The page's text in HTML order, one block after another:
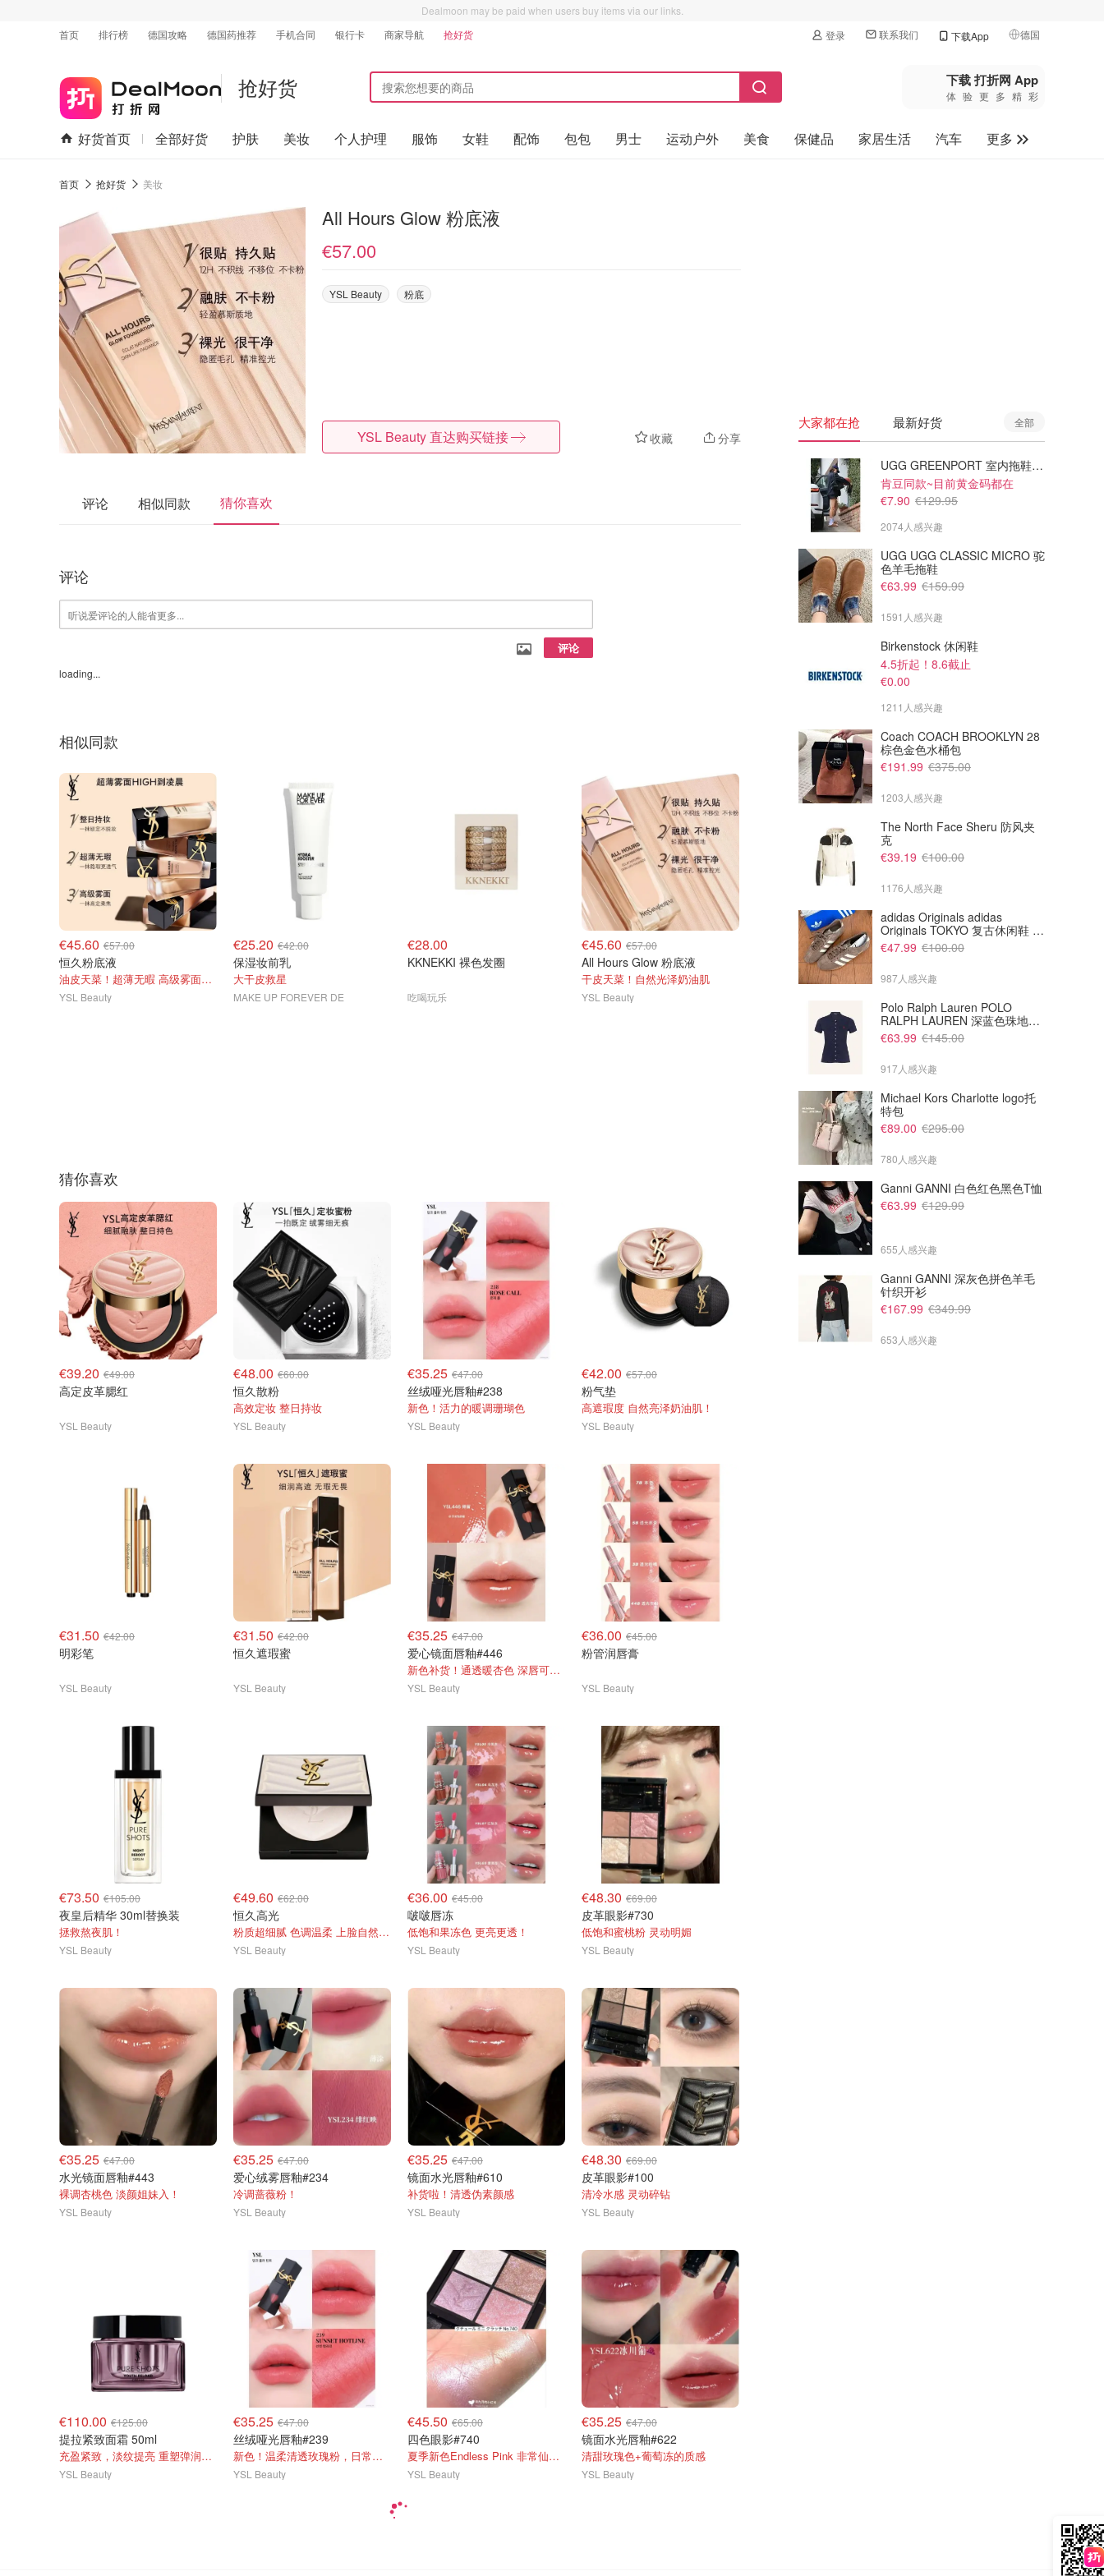
Dealmoon may be paid when users buy items via our links.
首页
排行榜 德国攻略 德国药推荐 手机合同 银行卡 商家导航 抢好货 登录 联系我们 下载App 德国
🇺🇸美国
🇨🇳中国
🇨🇦加拿大
抢好货 下载 打折网 App
体验更多精彩
好货首页 全部好货 护肤 美妆 个人护理 服饰 女鞋 配饰 包包 男士 运动户外 美食 保健品 家居生活 汽车
更多
首页 抢好货 美妆
All Hours Glow 粉底液
€57.00
YSL Beauty 粉底
收藏 分享
YSL Beauty 直达购买链接
评论 相似同款 猜你喜欢
评论
评论
loading...
相似同款
€45.60 €57.00
恒久粉底液
油皮天菜！超薄无暇 高级雾面妆效
YSL Beauty
€25.20 €42.00
保湿妆前乳
大干皮救星
MAKE UP FOREVER DE
€28.00
KKNEKKI 裸色发圈
吃喝玩乐
€45.60 €57.00
All Hours Glow 粉底液
干皮天菜！自然光泽奶油肌
YSL Beauty
€11.99
粉底腮红刷 2支 旅行装
冲隔壁套装！含这俩！
€18.80
猜你喜欢
€39.20 €49.00
高定皮革腮红
YSL Beauty
€48.00 €60.00
恒久散粉
高效定妆 整日持妆
YSL Beauty
€35.25 €47.00
丝绒哑光唇釉#238
新色！活力的暖调珊瑚色
YSL Beauty
€42.00 €57.00
粉气垫
高遮瑕度 自然亮泽奶油肌！
YSL Beauty
€31.50 €42.00
明彩笔
YSL Beauty
€31.50 €42.00
恒久遮瑕蜜
YSL Beauty
€35.25 €47.00
爱心镜面唇釉#446
新色补货！通透暖杏色 深唇可用的奶茶色！
YSL Beauty
€36.00 €45.00
粉管润唇膏
YSL Beauty
€73.50 €105.00
夜皇后精华 30ml替换装
拯救熬夜肌！
YSL Beauty
€49.60 €62.00
恒久高光
粉质超细腻 色调温柔 上脸自然高级
YSL Beauty
€36.00 €45.00
啵啵唇冻
低饱和果冻色 更亮更透！
YSL Beauty
€48.30 €69.00
皮革眼影#730
低饱和蜜桃粉 灵动明媚
YSL Beauty
€35.25 €47.00
水光镜面唇釉#443
裸调杏桃色 淡颜姐妹入！
YSL Beauty
€35.25 €47.00
爱心绒雾唇釉#234
冷调蔷薇粉！
YSL Beauty
€35.25 €47.00
镜面水光唇釉#610
补货啦！清透伪素颜感
YSL Beauty
€48.30 €69.00
皮革眼影#100
清冷水感 灵动碎钻
YSL Beauty
€110.00 €125.00
提拉紧致面霜 50ml
充盈紧致，淡纹提亮 重塑弹润肌！
YSL Beauty
€35.25 €47.00
丝绒哑光唇釉#239
新色！温柔清透玫瑰粉，日常又显气色
YSL Beauty
€45.50 €65.00
四色眼影#740
夏季新色Endless Pink 非常仙的亮片盘！
YSL Beauty
€35.25 €47.00
镜面水光唇釉#622
清甜玫瑰色+葡萄冻的质感
YSL Beauty
大家都在抢 最新好货 全部
UGG GREENPORT 室内拖鞋 棕色
肯豆同款~目前黄金码都在
€7.90 €129.95
2074人感兴趣
UGG UGG CLASSIC MICRO 驼
色羊毛拖鞋
€63.99 €159.99
1591人感兴趣
Birkenstock 休闲鞋
4.5折起！8.6截止
€0.00
1211人感兴趣
Coach COACH BROOKLYN 28
棕色金色水桶包
€191.99 €375.00
1203人感兴趣
The North Face Sheru 防风夹
克
€39.19 €100.00
1176人感兴趣
adidas Originals adidas
Originals TOKYO 复古休闲鞋 深
棕色
€47.99 €100.00
987人感兴趣
Polo Ralph Lauren POLO
RALPH LAUREN 深蓝色珠地布
Polo衫
€63.99 €145.00
917人感兴趣
Michael Kors Charlotte logo托
特包
€89.00 €295.00
780人感兴趣
Ganni GANNI 白色红色黑色T恤
€63.99 €129.99
655人感兴趣
Ganni GANNI 深灰色拼色羊毛
针织开衫
€167.99 €349.99
653人感兴趣